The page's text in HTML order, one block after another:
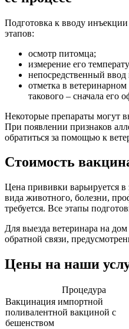
Подготовка к вводу инъекции
этапов:
осмотр питомца;
измерение его
непосредственный ввод
отметка в
такового – сначала его
Некоторые препараты могут
При появлении признаков
обратиться за помощью к
Стоимость
Цена прививки варьируется
вида животного, болезни,
требуется. Все этапы
Для выезда ветеринара на
обратной связи,
Цены на наши
Процедура
Вакцинация импортной
поливалентной вакциной с
бешенством